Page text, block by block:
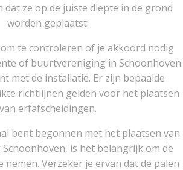
ze op de juiste diepte in de grond
worden geplaatst.
te controleren of je akkoord nodig
of buurtvereniging in Schoonhoven
met de installatie. Er zijn bepaalde
richtlijnen gelden voor het plaatsen
van erfafscheidingen.
bent begonnen met het plaatsen van
is het belangrijk om de
nemen. Verzeker je ervan dat de palen